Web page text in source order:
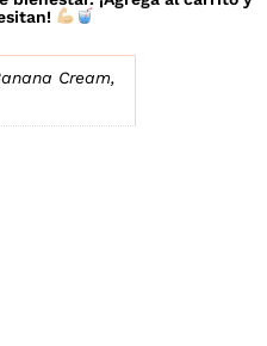
Cream,